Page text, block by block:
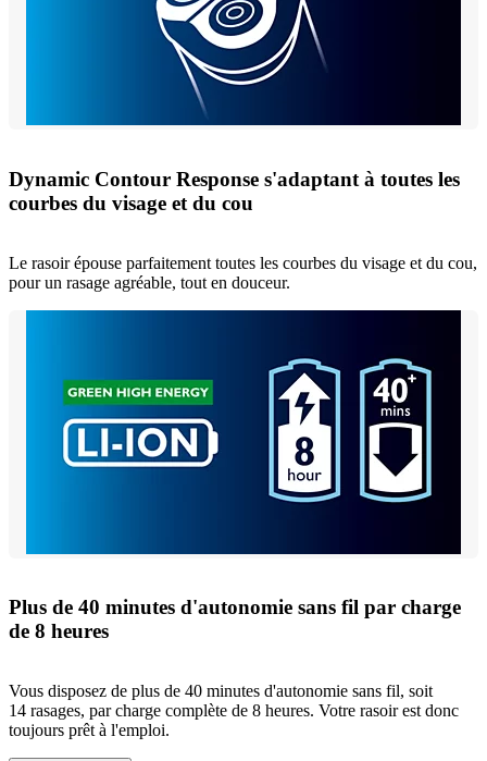
Dynamic Contour Response s'adaptant à toutes les
courbes du visage et du cou
Le rasoir épouse parfaitement toutes les courbes du visage et du cou,
pour un rasage agréable, tout en douceur.
Plus de 40 minutes d'autonomie sans fil par charge
de 8 heures
Vous disposez de plus de 40 minutes d'autonomie sans fil, soit
14 rasages, par charge complète de 8 heures. Votre rasoir est donc
toujours prêt à l'emploi.